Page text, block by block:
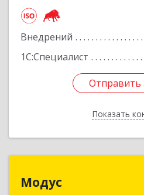
Внедрений
1С:Специалист
Отправить
Показать
Отправить
Назад
Модус